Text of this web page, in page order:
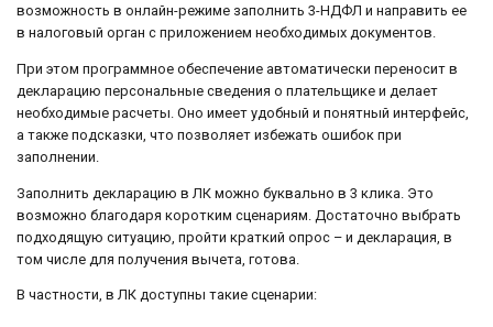
возможность в онлайн-режиме заполнить 3-НДФЛ и направить ее
в налоговый орган с приложением необходимых документов.
При этом программное обеспечение автоматически переносит в
декларацию персональные сведения о плательщике и делает
необходимые расчеты. Оно имеет удобный и понятный интерфейс,
а также подсказки, что позволяет избежать ошибок при
заполнении.
Заполнить декларацию в ЛК можно буквально в 3 клика. Это
возможно благодаря коротким сценариям. Достаточно выбрать
подходящую ситуацию, пройти краткий опрос – и декларация, в
том числе для получения вычета, готова.
В частности, в ЛК доступны такие сценарии: